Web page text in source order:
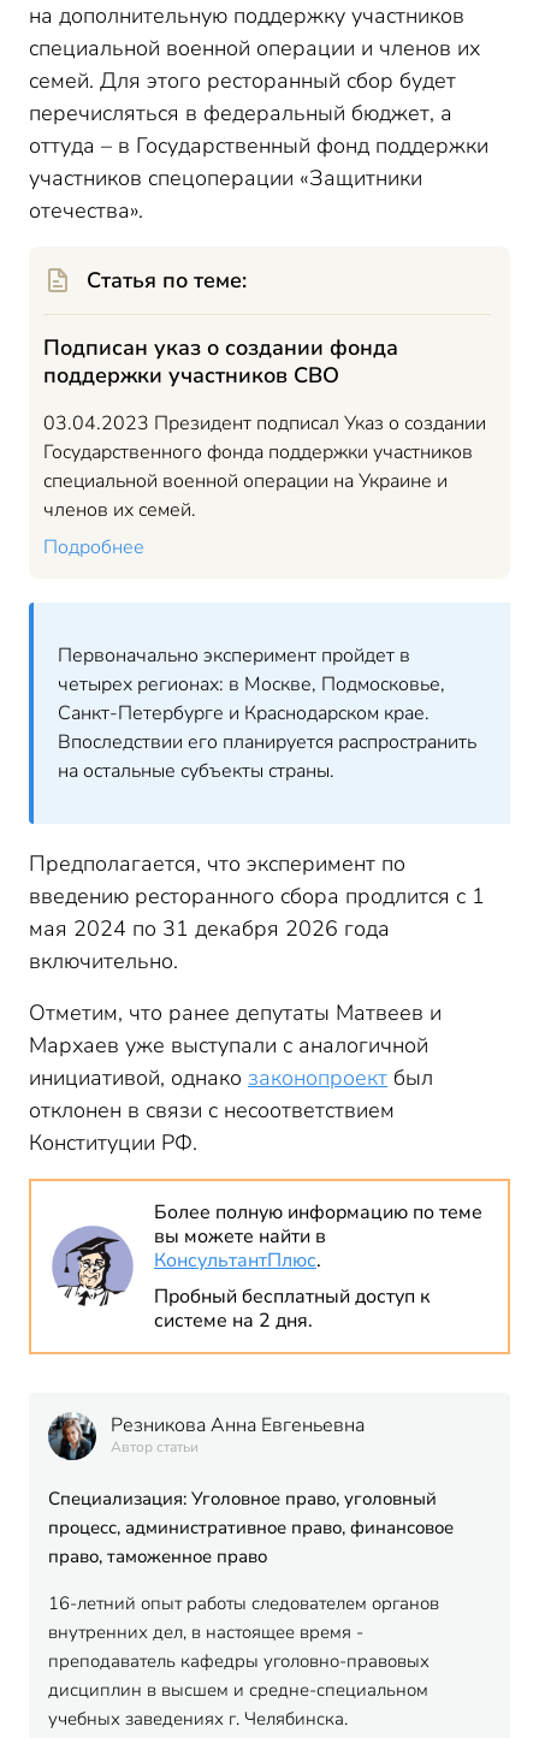
на дополнительную поддержку участников
специальной военной операции и членов их
семей. Для этого ресторанный сбор будет
перечисляться в федеральный бюджет, а
оттуда – в Государственный фонд поддержки
участников спецоперации «Защитники
отечества».
Статья по теме:
Подписан указ о создании фонда
поддержки участников СВО
03.04.2023 Президент подписал Указ о создании
Государственного фонда поддержки участников
специальной военной операции на Украине и
членов их семей.
Подробнее
Первоначально эксперимент пройдет в
четырех регионах: в Москве, Подмосковье,
Санкт-Петербурге и Краснодарском крае.
Впоследствии его планируется распространить
на остальные субъекты страны.
Предполагается, что эксперимент по
введению ресторанного сбора продлится с 1
мая 2024 по 31 декабря 2026 года
включительно.
Отметим, что ранее депутаты Матвеев и
Мархаев уже выступали с аналогичной
инициативой, однако законопроект был
отклонен в связи с несоответствием
Конституции РФ.
Более полную информацию по теме
вы можете найти в
КонсультантПлюс.
Пробный бесплатный доступ к
системе на 2 дня.
Резникова Анна Евгеньевна
Автор статьи
Специализация: Уголовное право, уголовный
процесс, административное право, финансовое
право, таможенное право
16-летний опыт работы следователем органов
внутренних дел, в настоящее время -
преподаватель кафедры уголовно-правовых
дисциплин в высшем и средне-специальном
учебных заведениях г. Челябинска.